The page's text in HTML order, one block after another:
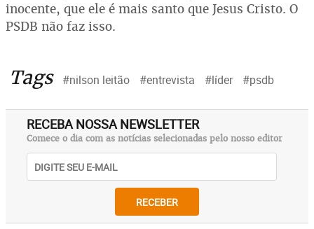
inocente, que ele é mais santo que Jesus Cristo. O
PSDB não faz isso.
Tags #nilson leitão #entrevista #líder #psdb
RECEBA NOSSA NEWSLETTER
Comece o dia com as notícias selecionadas pelo nosso editor
RECEBER